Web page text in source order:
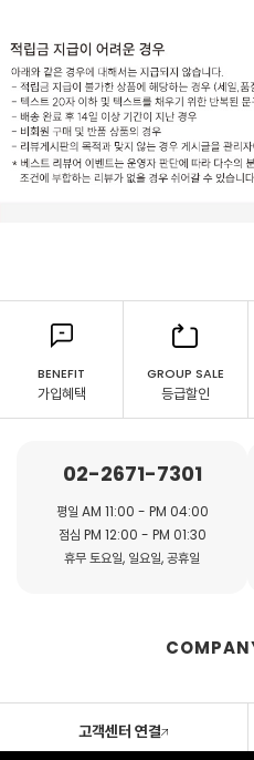
BENEFIT
가입혜택
GROUP SALE
등급할인
02-2671-7301
평일 AM 11:00 - PM 04:00
점심 PM 12:00 - PM 01:30
휴무 토요일, 일요일, 공휴일
고객센터 연결